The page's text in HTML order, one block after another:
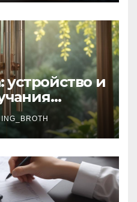
устройство и